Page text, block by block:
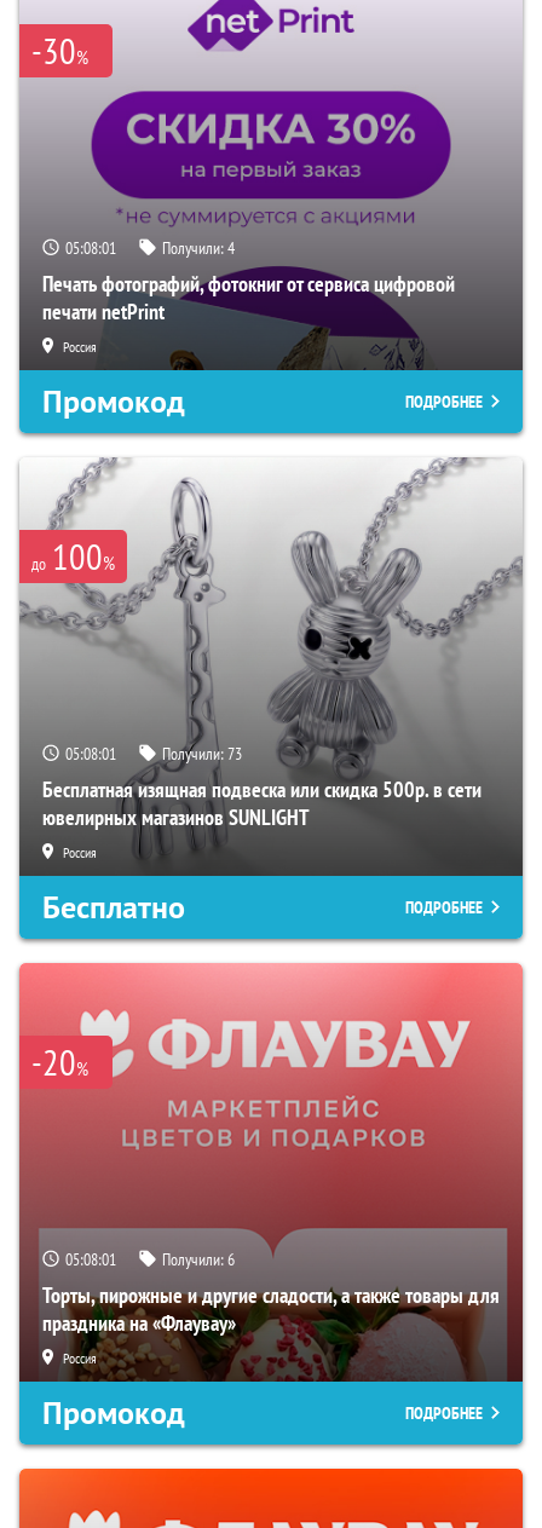
-30%
05:08:00 Получили:4
Печать фотографий, фотокниг от сервиса цифровой
печати netPrint
Россия
Промокод ПОДРОБНЕЕ
до 100%
05:08:00 Получили:73
Бесплатная изящная подвеска или скидка 500р. в сети
ювелирных магазинов SUNLIGHT
Россия
Бесплатно ПОДРОБНЕЕ
-20%
05:08:00 Получили:6
Торты, пирожные и другие сладости, а также товары для
праздника на «Флаувау»
Россия
Промокод ПОДРОБНЕЕ